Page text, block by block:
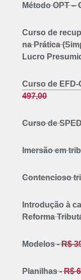
Método OPT –
Curso de
na Prática
Lucro
Curso de
497,00
Curso de
Imersão em
Contencioso
Introdução à
Reforma
Modelos -R$
Planilhas -R$